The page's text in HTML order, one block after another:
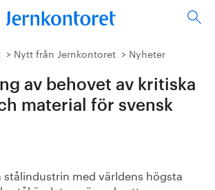
Nytt från Jernkontoret Nyheter
av behovet av kritiska
material för svensk
stålindustrin med världens högsta